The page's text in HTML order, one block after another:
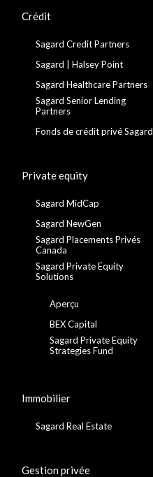
Crédit
Sagard Credit Partners
Sagard | Halsey Point
Sagard Healthcare Partners
Sagard Senior Lending
Partners
Fonds de crédit privé Sagard
Private equity
Sagard MidCap
Sagard NewGen
Sagard Placements Privés
Canada
Sagard Private Equity
Solutions
Aperçu
BEX Capital
Sagard Private Equity
Strategies Fund
Immobilier
Sagard Real Estate
Gestion privée